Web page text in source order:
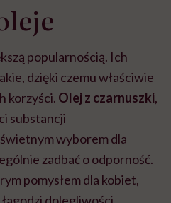
popularnością. Ich
dzięki czemu właściwie
korzyści. Olej z czarnuszki,
substancji
wyborem dla
zadbać o odporność.
pomysłem dla kobiet,